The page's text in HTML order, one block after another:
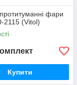
фари
2115 (Vitol)
Купити